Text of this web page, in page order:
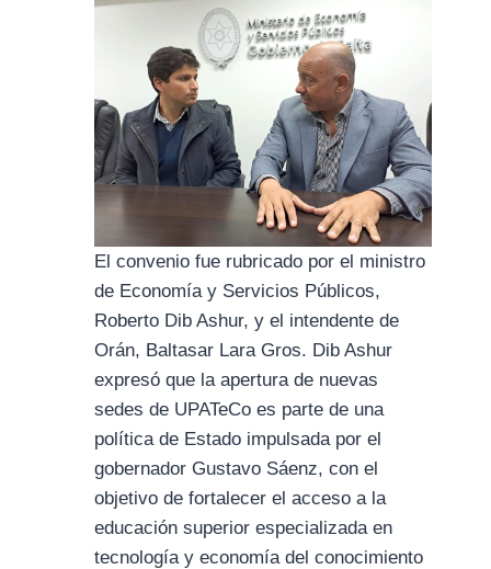
El convenio fue rubricado por el ministro
de Economía y Servicios Públicos,
Roberto Dib Ashur, y el intendente de
Orán, Baltasar Lara Gros. Dib Ashur
expresó que la apertura de nuevas
sedes de UPATeCo es parte de una
política de Estado impulsada por el
gobernador Gustavo Sáenz, con el
objetivo de fortalecer el acceso a la
educación superior especializada en
tecnología y economía del conocimiento